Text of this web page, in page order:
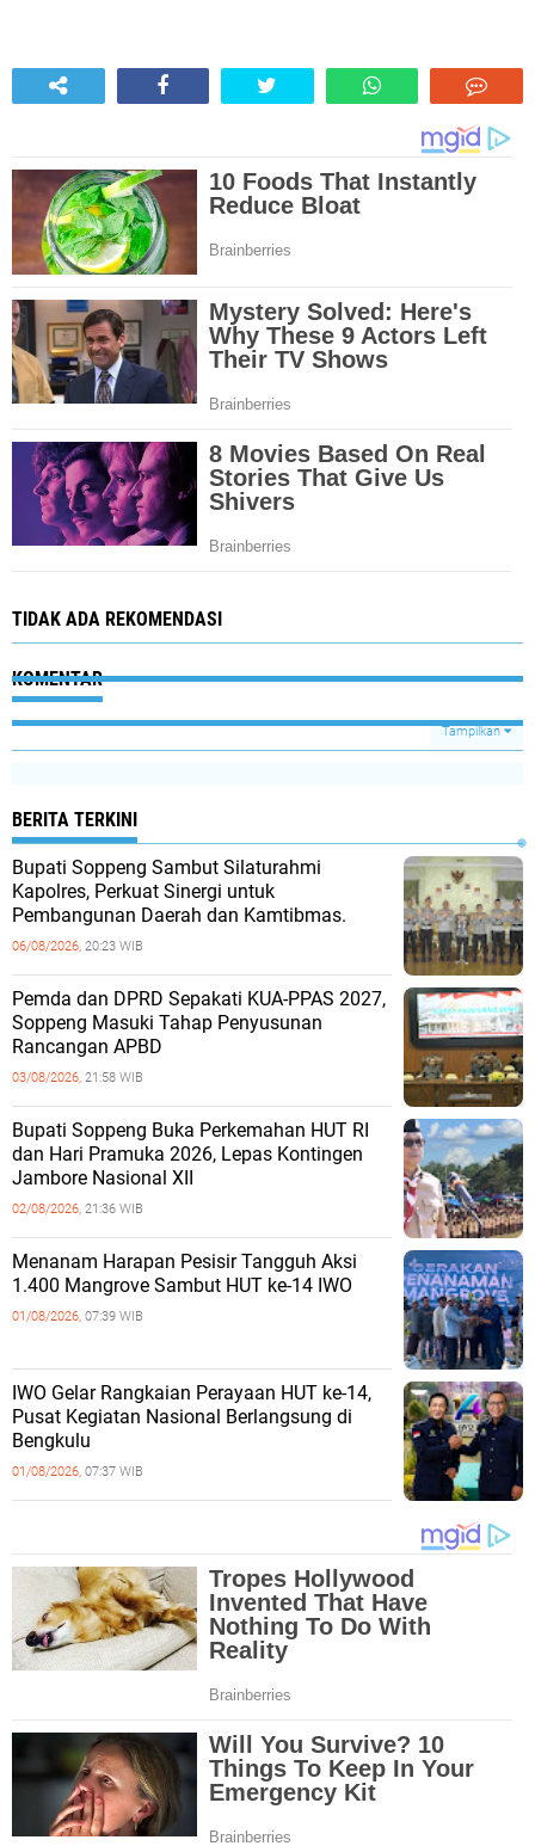
TIDAK ADA REKOMENDASI
KOMENTAR
Tampilkan
BERITA TERKINI
Bupati Soppeng Sambut Silaturahmi
Kapolres, Perkuat Sinergi untuk
Pembangunan Daerah dan Kamtibmas.
06/08/2026, 20:23 WIB
Pemda dan DPRD Sepakati KUA-PPAS 2027,
Soppeng Masuki Tahap Penyusunan
Rancangan APBD
03/08/2026, 21:58 WIB
Bupati Soppeng Buka Perkemahan HUT RI
dan Hari Pramuka 2026, Lepas Kontingen
Jambore Nasional XII
02/08/2026, 21:36 WIB
Menanam Harapan Pesisir Tangguh Aksi
1.400 Mangrove Sambut HUT ke-14 IWO
01/08/2026, 07:39 WIB
IWO Gelar Rangkaian Perayaan HUT ke-14,
Pusat Kegiatan Nasional Berlangsung di
Bengkulu
01/08/2026, 07:37 WIB